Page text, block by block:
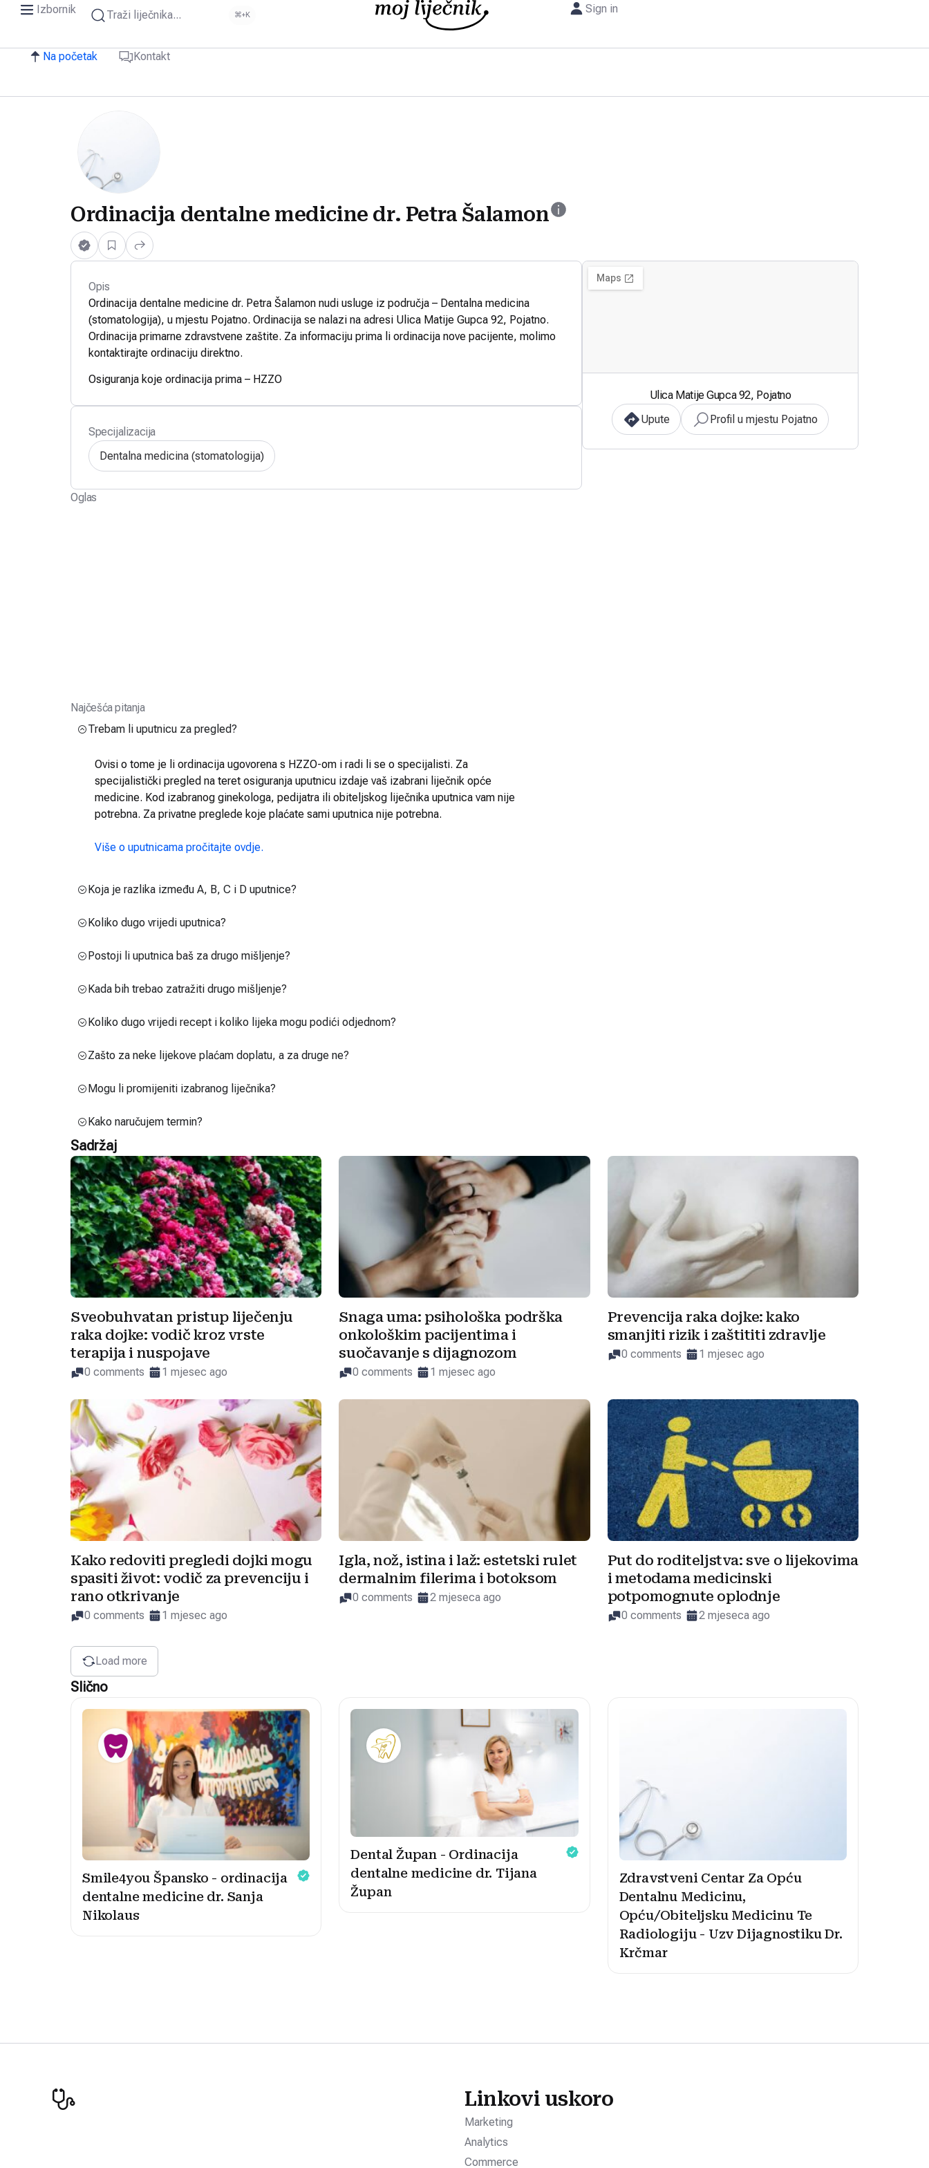
Izbornik Traži liječnika... ⌘+K Sign in
Na početak Kontakt
Ordinacija dentalne medicine dr. Petra Šalamon
Opis
Ordinacija dentalne medicine dr. Petra Šalamon nudi usluge iz područja – Dentalna medicina
(stomatologija), u mjestu Pojatno. Ordinacija se nalazi na adresi Ulica Matije Gupca 92, Pojatno.
Ordinacija primarne zdravstvene zaštite. Za informaciju prima li ordinacija nove pacijente, molimo
kontaktirajte ordinaciju direktno.
Osiguranja koje ordinacija prima – HZZO
Specijalizacija
Dentalna medicina (stomatologija)
Oglas
Ulica Matije Gupca 92, Pojatno
Upute
Profil u mjestu Pojatno
Najčešća pitanja
Trebam li uputnicu za pregled?
Ovisi o tome je li ordinacija ugovorena s HZZO-om i radi li se o specijalisti. Za
specijalistički pregled na teret osiguranja uputnicu izdaje vaš izabrani liječnik opće
medicine. Kod izabranog ginekologa, pedijatra ili obiteljskog liječnika uputnica vam nije
potrebna. Za privatne preglede koje plaćate sami uputnica nije potrebna.
Više o uputnicama pročitajte ovdje.
Koja je razlika između A, B, C i D uputnice?
Koliko dugo vrijedi uputnica?
Postoji li uputnica baš za drugo mišljenje?
Kada bih trebao zatražiti drugo mišljenje?
Koliko dugo vrijedi recept i koliko lijeka mogu podići odjednom?
Zašto za neke lijekove plaćam doplatu, a za druge ne?
Mogu li promijeniti izabranog liječnika?
Kako naručujem termin?
Sadržaj
Sveobuhvatan pristup liječenju
raka dojke: vodič kroz vrste
terapija i nuspojave
0 comments 1 mjesec ago
Snaga uma: psihološka podrška
onkološkim pacijentima i
suočavanje s dijagnozom
0 comments 1 mjesec ago
Prevencija raka dojke: kako
smanjiti rizik i zaštititi zdravlje
0 comments 1 mjesec ago
Kako redoviti pregledi dojki mogu
spasiti život: vodič za prevenciju i
rano otkrivanje
0 comments 1 mjesec ago
Igla, nož, istina i laž: estetski rulet
dermalnim filerima i botoksom
0 comments 2 mjeseca ago
Put do roditeljstva: sve o lijekovima
i metodama medicinski
potpomognute oplodnje
0 comments 2 mjeseca ago
Load more
Slično
Smile4you Špansko - ordinacija
dentalne medicine dr. Sanja
Nikolaus
Dental Župan - Ordinacija
dentalne medicine dr. Tijana
Župan
Zdravstveni Centar Za Opću
Dentalnu Medicinu,
Opću/Obiteljsku Medicinu Te
Radiologiju - Uzv Dijagnostiku Dr.
Krčmar
Linkovi uskoro
Marketing
Analytics
Commerce